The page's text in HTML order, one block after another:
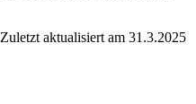
aktualisiert am 31.3.2025